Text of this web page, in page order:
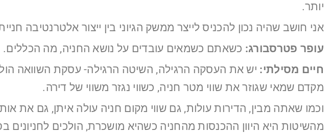
יותר.
אני חושב שהיה נכון להכניס לייצר ממשק הגיוני בין ייצור אלטרנטיבה
עופר פטרסבורג: כשאתם כשמאים עובדים על נושא החניה, מה הכללים.
חיים מסילתי: יש את העסקה הרגילה, השיטה הרגילה- עסקת השוואה
מקדם שמאי שגוזר את שווי מטר חניה, כשווי נגזר משווי של דירה.
וכמו שאתה מבין, הדירות עולות, גם שווי מקום חניה עולה איתן, גם את
מהשיטות היא היוון ההכנסות מהחניה כשהיא מושכרת, הולכים